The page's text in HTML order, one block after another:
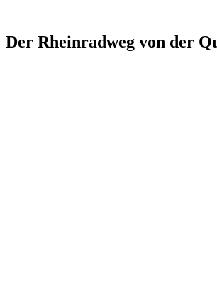
Der Rheinradweg von der